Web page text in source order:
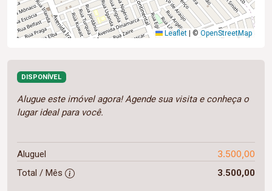
Leaflet © OpenStreetMap
DISPONÍVEL
Alugue este imóvel agora! Agende sua visita e conheça o
lugar ideal para você.
Aluguel 3.500,00
Total / Mês 3.500,00